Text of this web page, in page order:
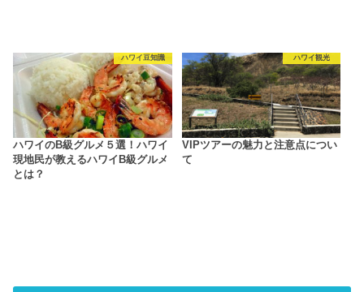
ハワイ豆知識
ハワイのB級グルメ５選！ハワイ
現地民が教えるハワイB級グルメ
とは？
ハワイ観光
VIPツアーの魅力と注意点につい
て